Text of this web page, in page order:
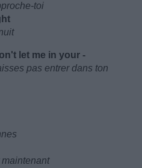
toi
let me in your -
pas entrer dans ton